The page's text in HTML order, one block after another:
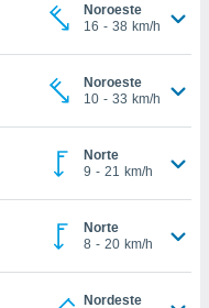
Noroeste
16 - 38 km/h
Noroeste
10 - 33 km/h
Norte
9 - 21 km/h
Norte
8 - 20 km/h
Nordeste